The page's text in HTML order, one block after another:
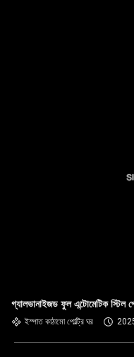
গ্যালভানাইজড ফুল এন্টোমেটিক স্টিল
ইস্পাত কাঠামো পোল্ট্রি ঘর